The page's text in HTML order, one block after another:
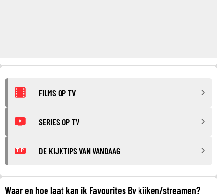
FILMS OP TV
SERIES OP TV
TIP DE KIJKTIPS VAN VANDAAG
Waar en hoe laat kan ik Favourites By kijken/streamen?